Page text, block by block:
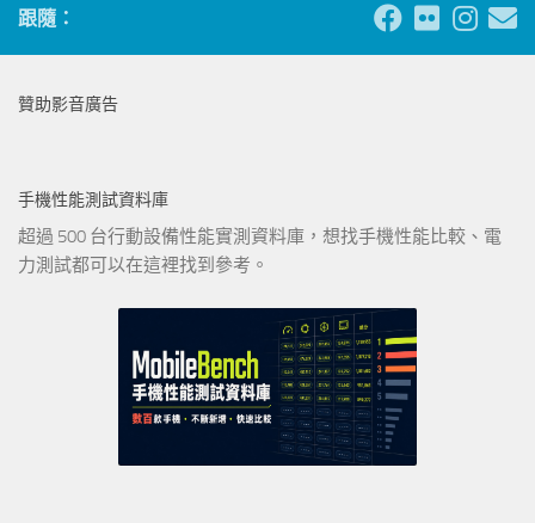
跟隨：
贊助影音廣告
手機性能測試資料庫
超過 500 台行動設備性能實測資料庫，想找手機性能比較、電
力測試都可以在這裡找到參考。